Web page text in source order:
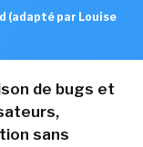
(adapté par Louise
de bugs et
sans